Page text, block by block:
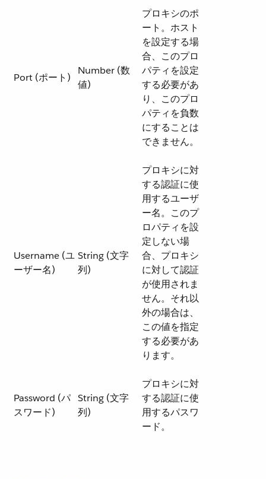
Port (ポート)
Number (数
値)
プロキシのポ
ート。ホスト
を設定する場
合、このプロ
パティを設定
する必要があ
り、このプロ
パティを負数
にすることは
できません。
Username (ユ
ーザー名)
String (文字
列)
プロキシに対
する認証に使
用するユーザ
ー名。このプ
ロパティを設
定しない場
合、プロキシ
に対して認証
が使用されま
せん。それ以
外の場合は、
この値を指定
する必要があ
ります。
Password (パ
スワード)
String (文字
列)
プロキシに対
する認証に使
用するパスワ
ード。